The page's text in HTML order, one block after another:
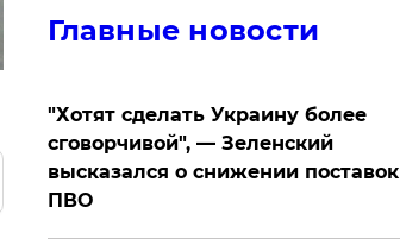
Главные новости
​"Хотят сделать Украину более
сговорчивой", — Зеленский
высказался о снижении поставок
ПВО